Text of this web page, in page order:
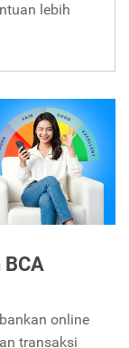
lebih
online
transaksi